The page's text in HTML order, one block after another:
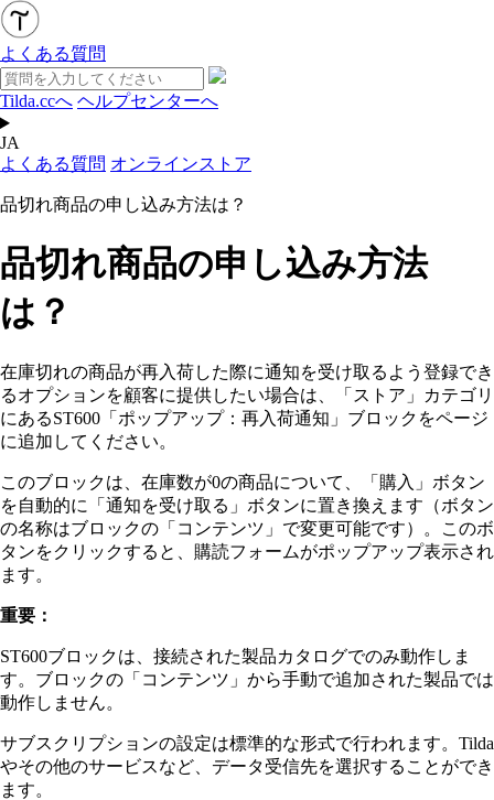
よくある質問
Tilda.ccへ ヘルプセンターへ
JA
よくある質問 オンラインストア
品切れ商品の申し込み方法は？
品切れ商品の申し込み方法
は？
在庫切れの商品が再入荷した際に通知を受け取るよう登録でき
るオプションを顧客に提供したい場合は、「ストア」カテゴリ
にあるST600「ポップアップ：再入荷通知」ブロックをページ
に追加してください。
このブロックは、在庫数が0の商品について、「購入」ボタン
を自動的に「通知を受け取る」ボタンに置き換えます（ボタン
の名称はブロックの「コンテンツ」で変更可能です）。このボ
タンをクリックすると、購読フォームがポップアップ表示され
ます。
重要：
ST600ブロックは、接続された製品カタログでのみ動作しま
す。ブロックの「コンテンツ」から手動で追加された製品では
動作しません。
サブスクリプションの設定は標準的な形式で行われます。Tilda
やその他のサービスなど、データ受信先を選択することができ
ます。